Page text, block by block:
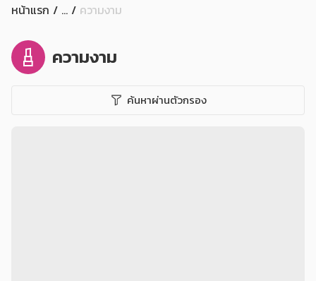
หน้าแรก ... ความงาม
ความงาม
ค้นหาผ่านตัวกรอง